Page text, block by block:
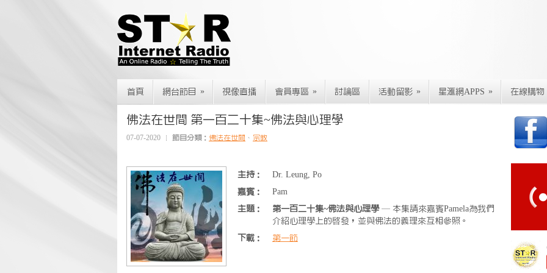
首頁 網台節目 » 視像直播 會員專區 » 討論區 活動留影 » 星滙網APPS » 在線購物
佛法在世間 第一百二十集~佛法與心理學
07-07-2020 節目分類： 佛法在世間 、 宗教
主持：
Dr. Leung, Po
嘉賓：
Pam
主題：
第一百二十集~佛法與心理學— 本集請來嘉賓Pamela為我們
介紹心理學上的啟發，並與佛法的義理來互相參照。
下載：
第一節